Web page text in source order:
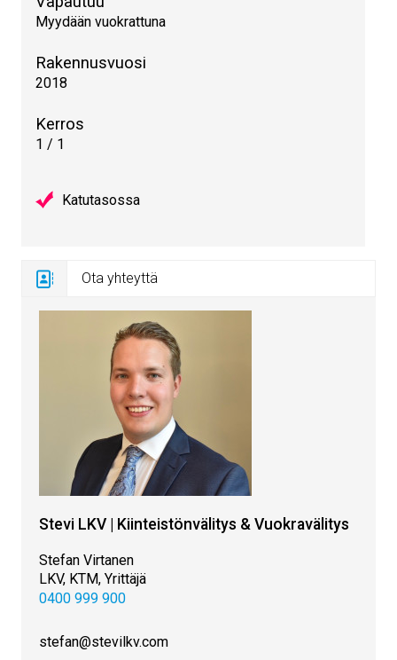
Myydään vuokrattuna
Rakennusvuosi
2018
Kerros
1 / 1
Katutasossa
Ota yhteyttä
Stevi LKV | Kiinteistönvälitys & Vuokravälitys
Stefan Virtanen
LKV, KTM, Yrittäjä
0400 999 900
stefan@stevilkv.com